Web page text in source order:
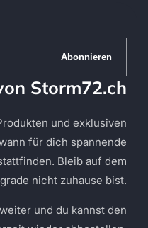
Storm72.ch
und exklusiven
für dich spannende
Bleib auf dem
nicht zuhause bist.
und du kannst den
Abonnieren